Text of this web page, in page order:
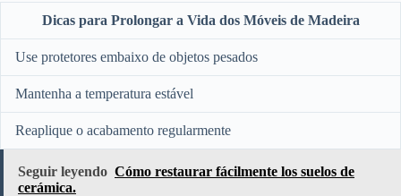
Dicas para Prolongar a Vida dos Móveis de Madeira
Use protetores embaixo de objetos pesados
Mantenha a temperatura estável
Reaplique o acabamento regularmente
Seguir leyendo Cómo restaurar fácilmente los suelos de
cerámica.